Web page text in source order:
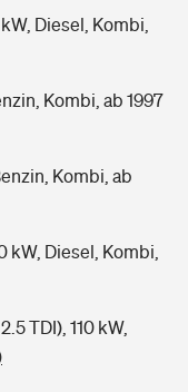
Diesel, Kombi,
Kombi, ab 1997
Kombi, ab
kW, Diesel, Kombi,
TDI), 110 kW,